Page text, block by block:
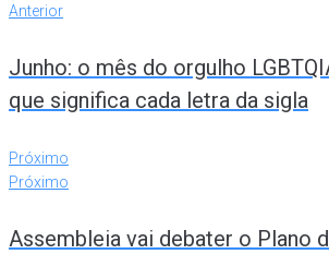
Anterior
Junho: o mês do orgulho
que significa cada letra da sigla
Próximo
Próximo
Assembleia vai debater o Plano